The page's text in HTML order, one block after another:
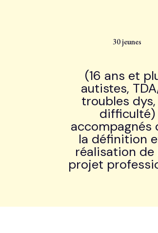
30 jeunes
(16 ans et
autistes,
troubles
difficulté)
accompagnés
la définition
réalisation de
projet